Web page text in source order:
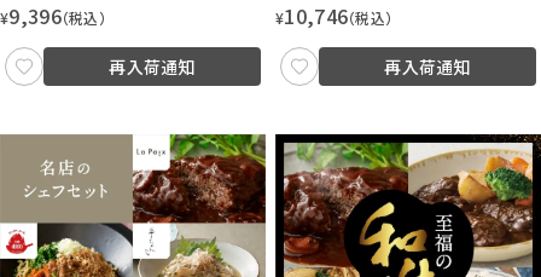
¥9,396（税込）
再入荷通知
¥10,746（税込）
再入荷通知